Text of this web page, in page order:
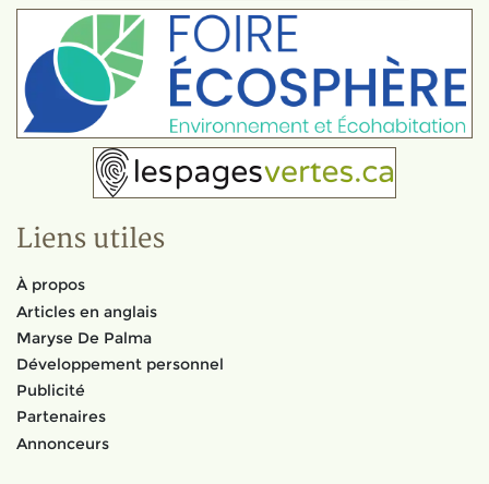
Liens utiles
À propos
Articles en anglais
Maryse De Palma
Développement personnel
Publicité
Partenaires
Annonceurs